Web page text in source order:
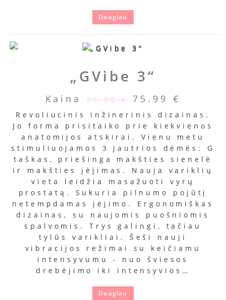
Daugiau
„GVibe 3“
Kaina 79.90€ 75.99 €
Revoliucinis inžinerinis dizainas.
Jo forma prisitaiko prie kiekvienos
anatomijos atskirai. Vienu metu
stimuliuojamos 3 jautrios dėmės: G
taškas, priešinga makšties sienelė
ir makšties įėjimas. Nauja variklių
vieta leidžia masažuoti vyrų
prostatą. Sukuria pilnumo pojūtį
netempdamas įėjimo. Ergonomiškas
dizainas, su naujomis puošniomis
spalvomis. Trys galingi, tačiau
tylūs varikliai. Šeši nauji
vibracijos režimai su keičiamu
intensyvumu - nuo šviesos
drebėjimo iki intensyvios…
Daugiau